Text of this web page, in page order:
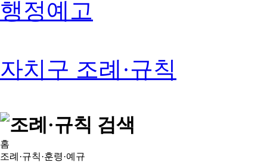
행정예고
자치구 조례·규칙
홈
조례·규칙·훈령·예규